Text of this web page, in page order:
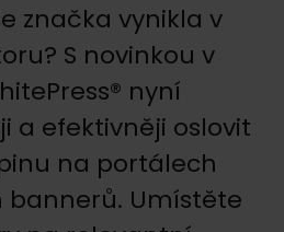
značka vynikla v
S novinkou v
nyní
a efektivněji oslovit
na portálech
Umístěte